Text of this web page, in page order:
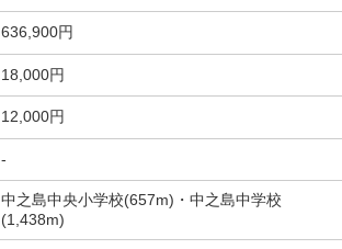
636,900円
18,000円
12,000円
-
中之島中央小学校(657m)・中之島中学校
(1,438m)